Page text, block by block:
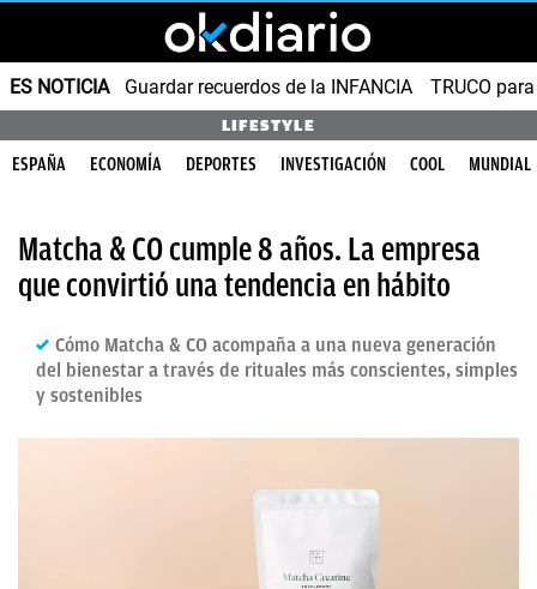
ES NOTICIA Guardar recuerdos de la INFANCIA TRUCO
LIFESTYLE
ESPAÑA ECONOMÍA DEPORTES INVESTIGACIÓN COOL MUNDIAL
Matcha & CO cumple 8 años. La empresa
que convirtió una tendencia en hábito
Cómo Matcha & CO acompaña a una nueva generación
del bienestar a través de rituales más conscientes, simples
y sostenibles